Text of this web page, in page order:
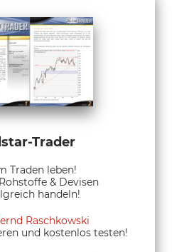
Trader
Traden leben!
& Devisen
handeln!
Raschkowski
und kostenlos testen!